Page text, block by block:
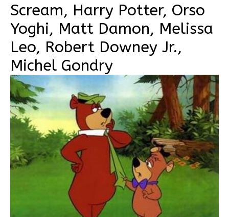
Scream, Harry Potter, Orso
Yoghi, Matt Damon, Melissa
Leo, Robert Downey Jr.,
Michel Gondry